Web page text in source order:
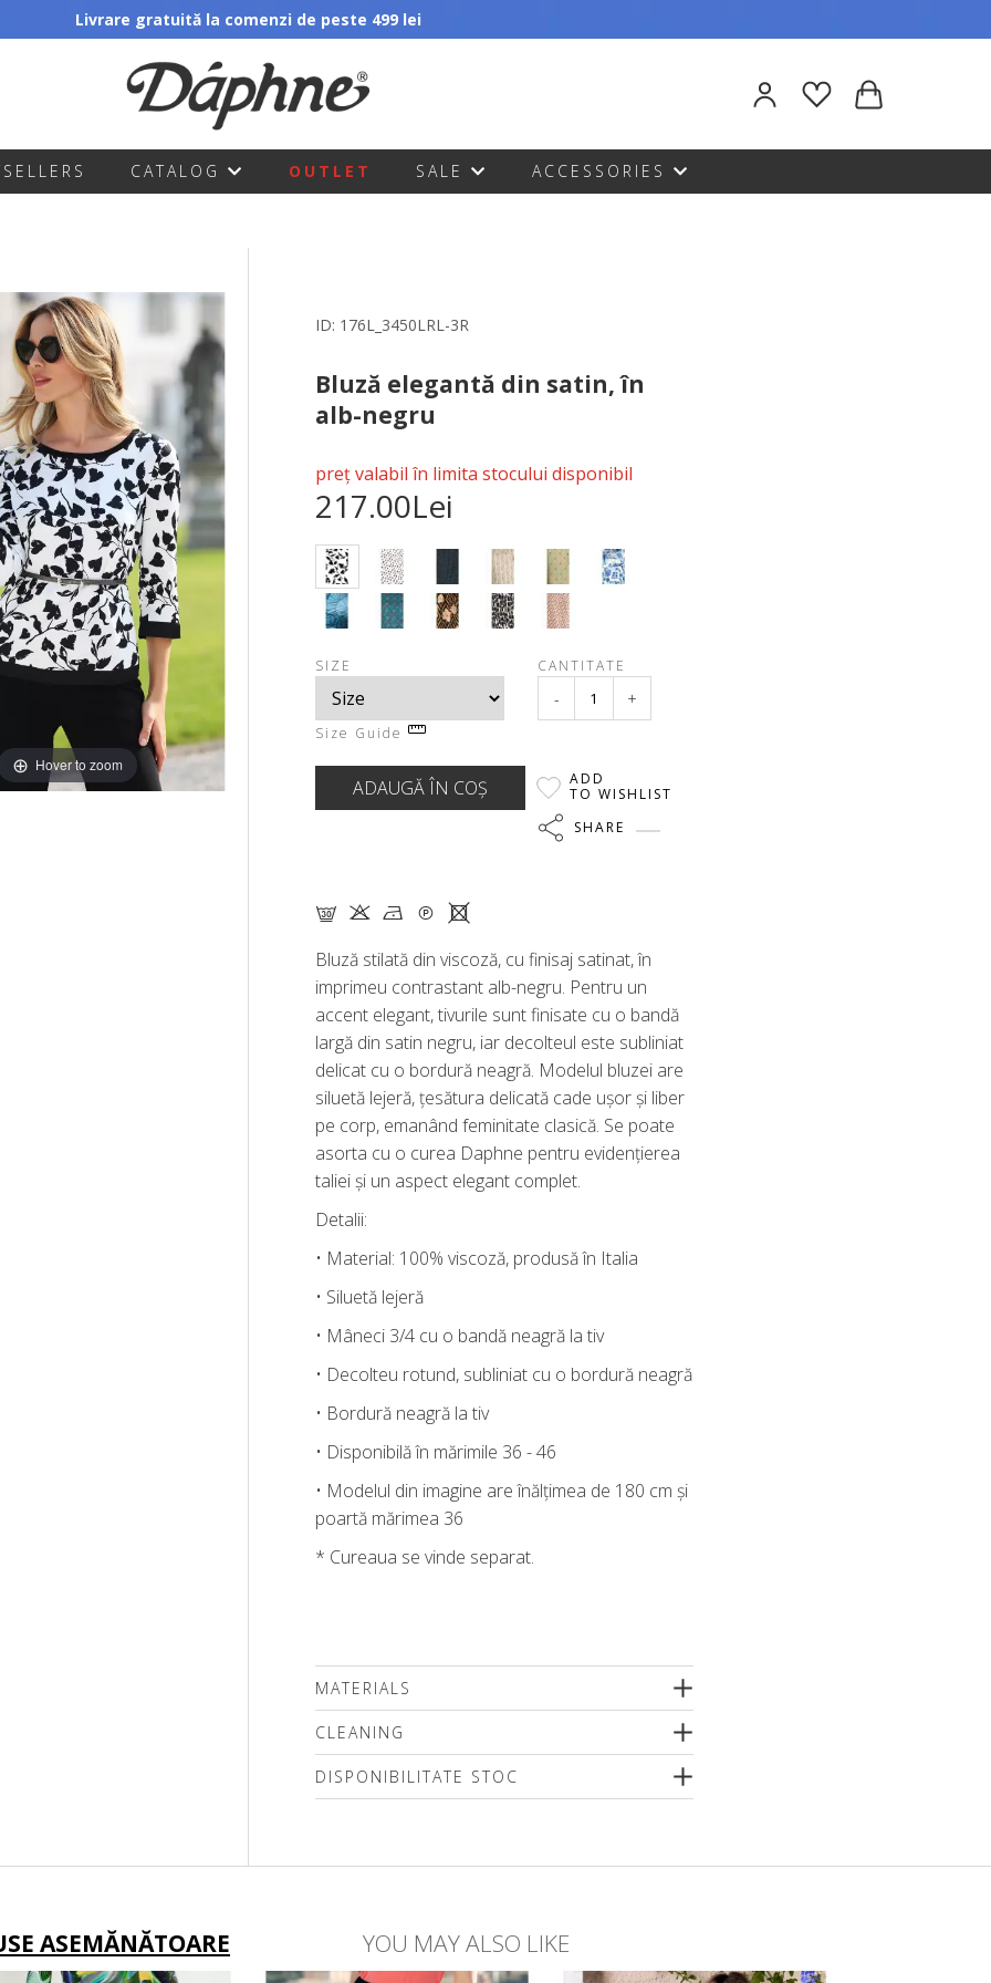
Livrare gratuită la comenzi de peste 499 lei
CATALOG OUTLET SALE ACCESSORIES
Hover to zoom
ID: 176L_3450LRL-3R
Bluză elegantă din satin, în
alb-negru
preț valabil în limita stocului disponibil
217.00Lei
SIZE
Size Guide
CANTITATE
- +
ADD
TO WISHLIST
SHARE
G K N Q X
Bluză stilată din viscoză, cu finisaj satinat, în
imprimeu contrastant alb-negru. Pentru un
accent elegant, tivurile sunt finisate cu o bandă
largă din satin negru, iar decolteul este subliniat
delicat cu o bordură neagră. Modelul bluzei are
siluetă lejeră, țesătura delicată cade ușor și liber
pe corp, emanând feminitate clasică. Se poate
asorta cu o curea Daphne pentru evidențierea
taliei și un aspect elegant complet.
Detalii:
• Material: 100% viscoză, produsă în Italia
• Siluetă lejeră
• Mâneci 3/4 cu o bandă neagră la tiv
• Decolteu rotund, subliniat cu o bordură neagră
• Bordură neagră la tiv
• Disponibilă în mărimile 36 - 46
• Modelul din imagine are înălțimea de 180 cm și
poartă mărimea 36
* Cureaua se vinde separat.
MATERIALS
CLEANING
DISPONIBILITATE STOC
ASEMĂNĂTOARE YOU MAY ALSO LIKE